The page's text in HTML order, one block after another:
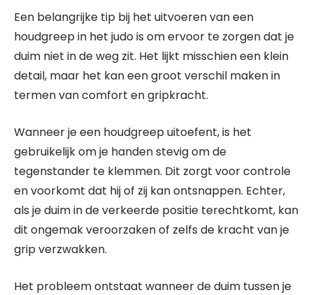
Een belangrijke tip bij het uitvoeren van een
houdgreep in het judo is om ervoor te zorgen dat je
duim niet in de weg zit. Het lijkt misschien een klein
detail, maar het kan een groot verschil maken in
termen van comfort en gripkracht.
Wanneer je een houdgreep uitoefent, is het
gebruikelijk om je handen stevig om de
tegenstander te klemmen. Dit zorgt voor controle
en voorkomt dat hij of zij kan ontsnappen. Echter,
als je duim in de verkeerde positie terechtkomt, kan
dit ongemak veroorzaken of zelfs de kracht van je
grip verzwakken.
Het probleem ontstaat wanneer de duim tussen je